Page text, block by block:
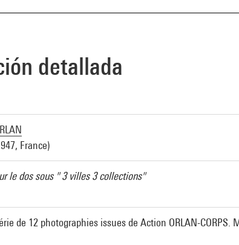
detallada
France)
le dos sous " 3 villes 3 collections"
de 12 photographies issues de Action ORLAN-CORPS.